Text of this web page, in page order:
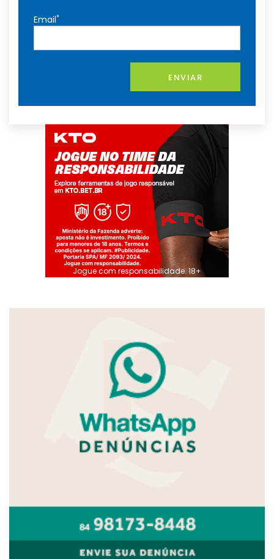
Email*
ENVIAR
Jogue com responsabilidade. 18+